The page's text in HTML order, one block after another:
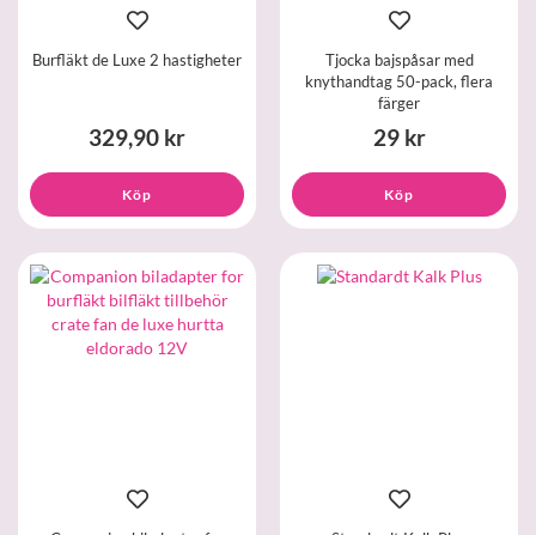
Burfläkt de Luxe 2 hastigheter
329,90 kr
Köp
Tjocka bajspåsar med
knythandtag 50-pack, flera
färger
29 kr
Köp